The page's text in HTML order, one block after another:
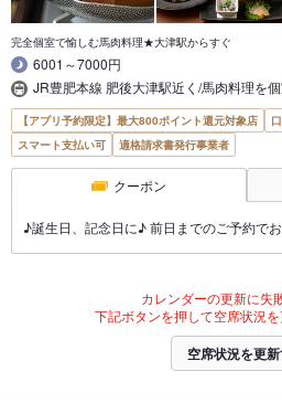
完全個室で愉しむ馬肉料理★大津駅からすぐ
6001～7000円
JR豊肥本線 肥後大津駅近く/馬肉料理を
【アプリ予約限定】最大800ポイント還元対象店
スマート支払い可
適格請求書発行事業者
クーポン
♪誕生日、記念日に♪ 前日までのご予約で
カレンダーの更新に失
下記ボタンを押して空席状況を
空席状況を更